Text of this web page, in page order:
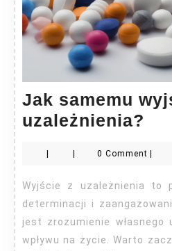
Jak samemu
uzależnienia?
z
| | 0 Comment |
Wyjście z uzależnienia to proces, który wymaga
determinacji i
jest zrozumienie własnego
wpływu na życie. Warto